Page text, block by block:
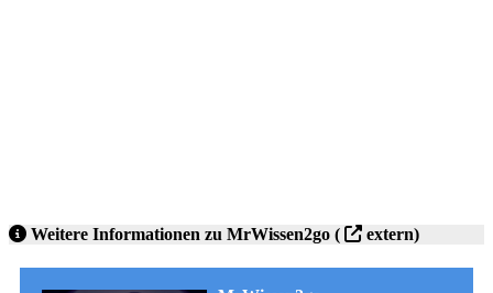
Weitere Informationen zu MrWissen2go ( extern)